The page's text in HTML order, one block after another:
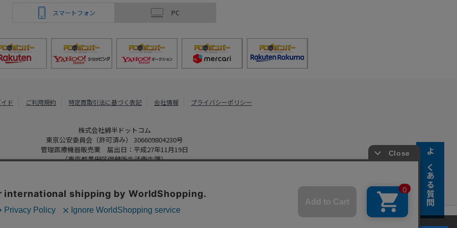
よくある質問
スマートフォン PC
ド ご利用規約 特定商取引法に基づく表記 会社情報 プライバシーポリシー
株式会社綿半ドットコム
東京公安委員会（許可済み） 306609804230号
管理医療機器販売業 届出日：平成27年11月19日
（東京都墨田区保健所生活衛生課）
Copyright 2022Watahan.com Co., Ltd. Powered by Watahan Partners Co., Ltd.